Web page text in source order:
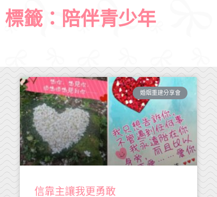
標籤：陪伴青少年
婚姻重建分享會
信靠主讓我更勇敢